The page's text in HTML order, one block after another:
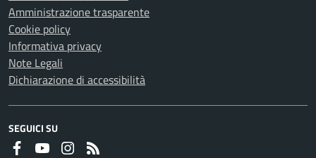
Amministrazione trasparente
Cookie policy
Informativa privacy
Note Legali
Dichiarazione di accessibilità
SEGUICI SU
FaceboookYoutubeInstagram